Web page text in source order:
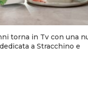
torna in Tv con una
a Stracchino e